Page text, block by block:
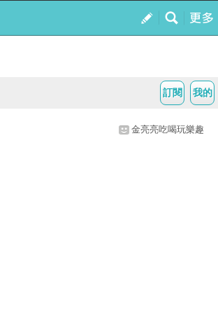
我的
訂閱
金亮亮吃喝玩樂趣